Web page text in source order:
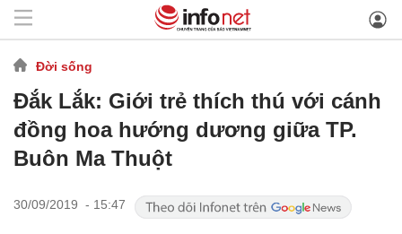
Đời sống
Đắk Lắk: Giới trẻ thích thú với cánh
đồng hoa hướng dương giữa TP.
Buôn Ma Thuột
30/09/2019 - 15:47